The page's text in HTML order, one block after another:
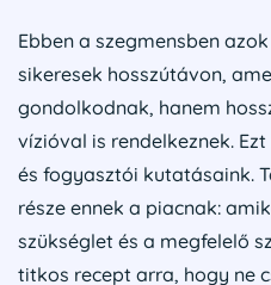
Ebben a szegmensben
sikeresek hosszútávon,
gondolkodnak, hanem
vízióval is rendelkeznek.
és fogyasztói kutatásaink.
része ennek a piacnak:
szükséglet és a megfelelő
titkos recept arra, hogy ne